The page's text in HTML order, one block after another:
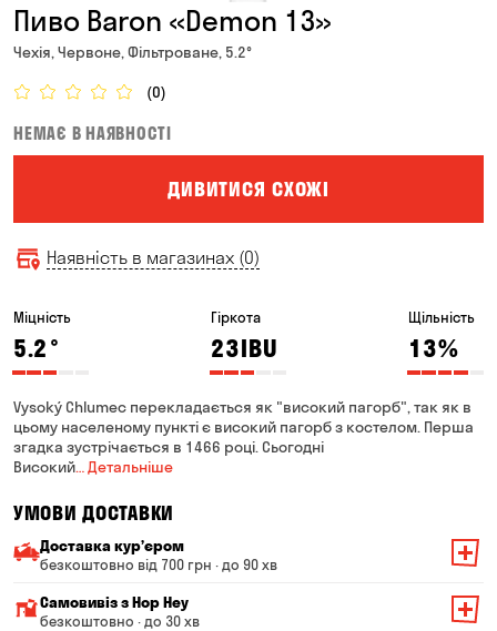
Пиво Baron «Demon 13»
Чехія, Червоне, Фільтроване, 5.2°
(0)
НЕМАЄ В НАЯВНОСТІ
ДИВИТИСЯ СХОЖІ
Наявність в магазинах (0)
Міцність
5.2°
Гіркота
23IBU
Щільність
13%
Vysoký Chlumec перекладається як "високий пагорб", так як в
цьому населеному пункті є високий пагорб з костелом. Перша
згадка зустрічається в 1466 році. Сьогодні
Високий… Детальніше
УМОВИ ДОСТАВКИ
Доставка курʼєром
безкоштовно від 700 грн · до 90 хв
Мінімальна сума всього замовлення — 200 грн
Вартість доставки залежить від суми всього замовлення:
Самовивіз з Hop Hey
безкоштовно · до 30 хв